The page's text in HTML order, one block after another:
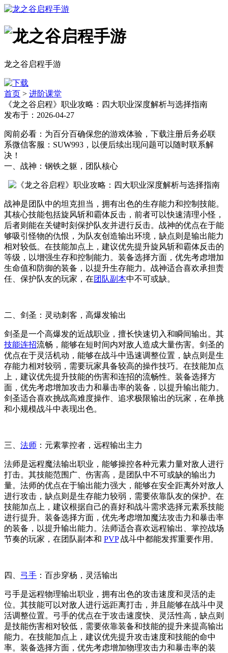
龙之谷启程手游
首页 > 进阶课堂
《龙之谷启程》职业攻略：四大职业深度解析与选择指南
发布于：2026-04-27
阅前必看：为百分百确保您的游戏体验，下载注册后务必联
系微信客服：SUW993，以便后续出现问题可以随时联系解
决！
一、战神：钢铁之躯，团队核心
战神是团队中的坦克担当，拥有出色的生存能力和控制技能。
其核心技能包括旋风斩和霸体反击，前者可以快速清理小怪，
后者则能在关键时刻保护队友并进行反击。战神的优点在于能
够吸引怪物的仇恨，为队友创造输出环境，缺点则是输出能力
相对较低。在技能加点上，建议优先提升旋风斩和霸体反击的
等级，以增强生存和控制能力。装备选择方面，优先考虑增加
生命值和防御的装备，以提升生存能力。战神适合喜欢承担责
任、保护队友的玩家，在团队副本中不可或缺。
二、剑圣：灵动刺客，高爆发输出
剑圣是一个高爆发的近战职业，擅长快速切入和瞬间输出。其
技能连招流畅，能够在短时间内对敌人造成大量伤害。剑圣的
优点在于灵活机动，能够在战斗中迅速调整位置，缺点则是生
存能力相对较弱，需要玩家具备较高的操作技巧。在技能加点
上，建议优先提升技能的伤害和连招的流畅性。装备选择方
面，优先考虑增加攻击力和暴击率的装备，以提升输出能力。
剑圣适合喜欢挑战高难度操作、追求极限输出的玩家，在单挑
和小规模战斗中表现出色。
三、 法师 ：元素掌控者，远程输出主力
法师是远程魔法输出职业，能够操控各种元素力量对敌人进行
打击。其技能范围广、伤害高，是团队中不可或缺的输出力
量。法师的优点在于输出能力强大，能够在安全距离外对敌人
进行攻击，缺点则是生存能力较弱，需要依靠队友的保护。在
技能加点上，建议根据自己的喜好和战斗需求选择元素系技能
进行提升。装备选择方面，优先考虑增加魔法攻击力和暴击率
的装备，以提升输出能力。法师适合喜欢远程输出、掌控战场
节奏的玩家，在团队副本和 PVP战斗中都能发挥重要作用。
四、 弓手 ：百步穿杨，灵活输出
弓手是远程物理输出职业，拥有出色的攻击速度和灵活的走
位。其技能可以对敌人进行远距离打击，并且能够在战斗中灵
活调整位置。弓手的优点在于攻击速度快、灵活性高，缺点则
是技能伤害相对较低，需要依靠装备和技能的提升来提高输出
能力。在技能加点上，建议优先提升攻击速度和技能的命中
率。装备选择方面，优先考虑增加物理攻击力和暴击率的装